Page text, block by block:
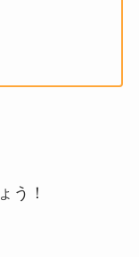
う！